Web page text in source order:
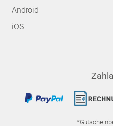
Android
iOS